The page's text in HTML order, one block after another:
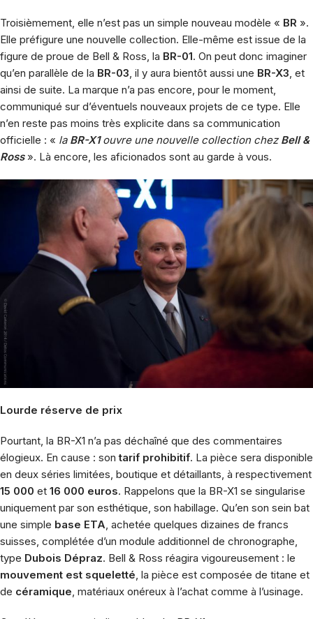
Troisièmement, elle n’est pas un simple nouveau modèle « BR ».
Elle préfigure une nouvelle collection. Elle-même est issue de la
figure de proue de Bell & Ross, la BR-01. On peut donc imaginer
qu’en parallèle de la BR-03, il y aura bientôt aussi une BR-X3, et
ainsi de suite. La marque n’a pas encore, pour le moment,
communiqué sur d’éventuels nouveaux projets de ce type. Elle
n’en reste pas moins très explicite dans sa communication
officielle : « la BR-X1ouvre une nouvelle collection chez Bell &
Ross ». Là encore, les aficionados sont au garde à vous.
Lourde réserve de prix
Pourtant, la BR-X1 n’a pas déchaîné que des commentaires
élogieux. En cause : sontarif prohibitif. La pièce sera disponible
en deux séries limitées, boutique et détaillants, à respectivement
15 000 et 16 000 euros. Rappelons que la BR-X1 se singularise
uniquement par son esthétique, son habillage. Qu’en son sein bat
une simple base ETA, achetée quelques dizaines de francs
suisses, complétée d’un module additionnel de chronographe,
type Dubois Dépraz. Bell & Ross réagira vigoureusement : le
mouvement est squeletté, la pièce est composée de titane et
de céramique, matériaux onéreux à l’achat comme à l’usinage.